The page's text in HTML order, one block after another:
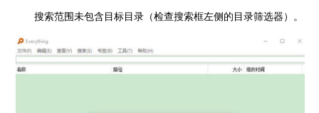
搜索范围未包含目标目录（检查搜索框左侧的目录筛选器）。